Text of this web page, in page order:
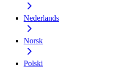
Nederlands
Norsk
Polski